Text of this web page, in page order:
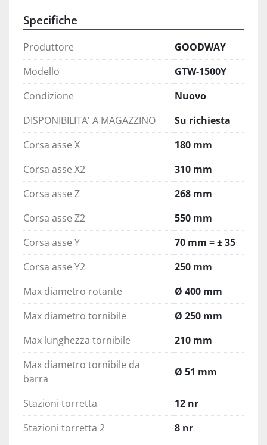
Specifiche
Produttore
GOODWAY
Modello
GTW-1500Y
Condizione
Nuovo
DISPONIBILITA' A MAGAZZINO
Su richiesta
Corsa asse X
180 mm
Corsa asse X2
310 mm
Corsa asse Z
268 mm
Corsa asse Z2
550 mm
Corsa asse Y
70 mm = ± 35
Corsa asse Y2
250 mm
Max diametro rotante
Ø 400 mm
Max diametro tornibile
Ø 250 mm
Max lunghezza tornibile
210 mm
Max diametro tornibile da
barra
Ø 51 mm
Stazioni torretta
12 nr
Stazioni torretta 2
8 nr